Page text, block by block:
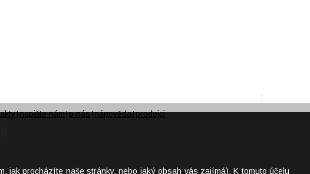
|napište nám|o nás|nápověda|prodejci
jak procházíte naše stránky, nebo jaký obsah vás zajímá). K tomuto účelu